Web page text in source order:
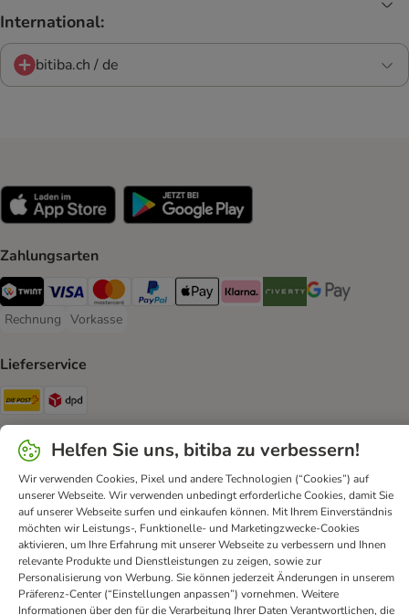
International:
bitiba.ch / de
Zahlungsarten
TWINT Payment Method
Visa Payment Method
MasterCard Payment Method
PayPal Payment Method
Apple Pay Payment Method
Klarna Payment Method
Riverty Payment Method
Google Pay
Rechnung
Rechnung Payment Method
Vorkasse
Vorkasse Payment Method
Lieferservice
Die Post Shipping Method
Sicherheit
Security
Kontakt AGB DSA Datenschutz
Opt-out
Impressum
Versandkosten und Lieferzeit
Zahlungsarten
Helfen Sie uns, bitiba zu verbessern!
Wir verwenden Cookies, Pixel und andere Technologien (“Cookies”) auf
unserer Webseite. Wir verwenden unbedingt erforderliche Cookies, damit Sie
auf unserer Webseite surfen und einkaufen können. Mit Ihrem Einverständnis
möchten wir Leistungs-, Funktionelle- und Marketingzwecke-Cookies
aktivieren, um Ihre Erfahrung mit unserer Webseite zu verbessern und Ihnen
relevante Produkte und Dienstleistungen zu zeigen, sowie zur
Personalisierung von Werbung. Sie können jederzeit Änderungen in unserem
Präferenz-Center (“Einstellungen anpassen”) vornehmen. Weitere
Informationen über den für die Verarbeitung Ihrer Daten Verantwortlichen, die